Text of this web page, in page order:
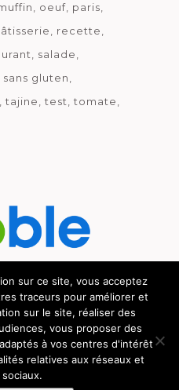
oeuf paris
recette
salade
sans gluten
tajine test
tomate
de la cuisine.
- HÉBERGÉ CHEZ
sur ce site, vous acceptez
traceurs pour améliorer et
sur le site, réaliser des
vous proposer des
à vos centres d'intérêt
relatives aux réseaux et